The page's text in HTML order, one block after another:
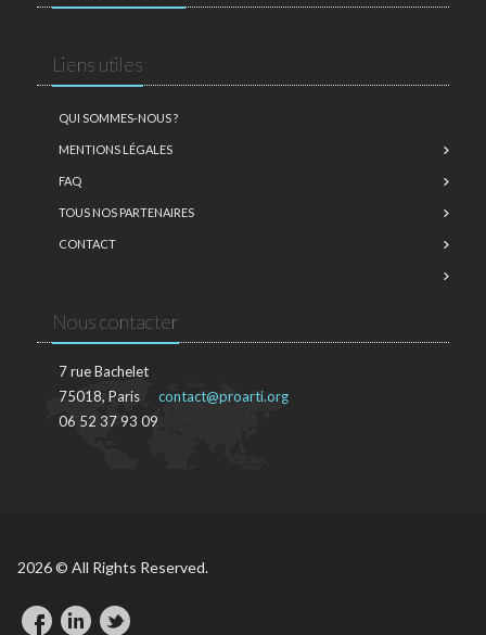
Liens utiles
QUI SOMMES-NOUS ?
MENTIONS LÉGALES
FAQ
TOUS NOS PARTENAIRES
CONTACT
Nous contacter
7 rue Bachelet
75018, Paris
06 52 37 93 09
contact@proarti.org
2026 © All Rights Reserved.